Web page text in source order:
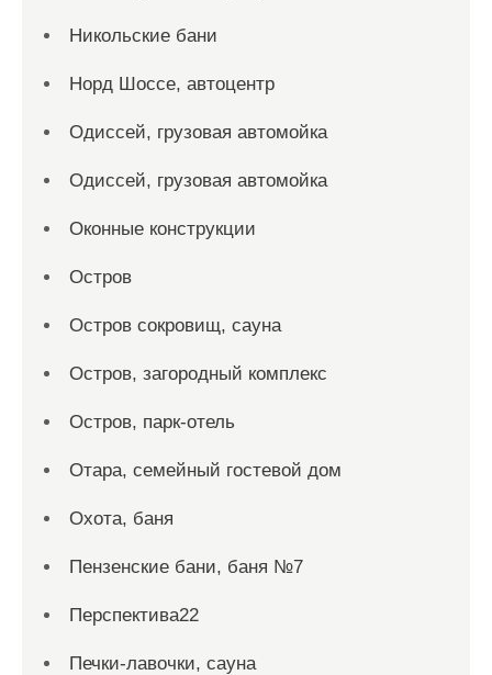
Никольские бани
Норд Шоссе, автоцентр
Одиссей, грузовая автомойка
Одиссей, грузовая автомойка
Оконные конструкции
Остров
Остров сокровищ, сауна
Остров, загородный комплекс
Остров, парк-отель
Отара, семейный гостевой дом
Охота, баня
Пензенские бани, баня №7
Перспектива22
Печки-лавочки, сауна